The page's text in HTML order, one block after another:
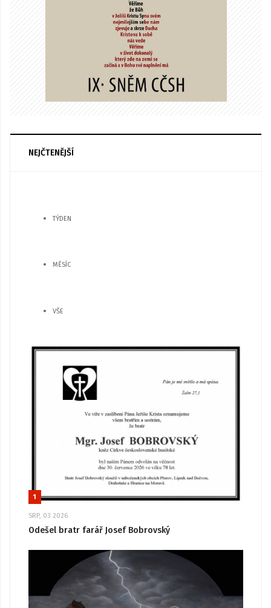
NEJČTENĚJŠÍ
TÝDEN
MĚSÍC
VŠE
1
SRP, 03 2026
Odešel bratr farář Josef Bobrovský